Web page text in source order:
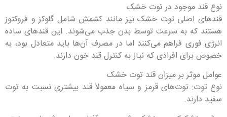
نوع قند موجود در توت خشک
قندهای اصلی توت خشک نیز مانند کشمش شامل گلوکز و فروکتوز
هستند که به سرعت توسط بدن جذب می‌شوند. این قندهای ساده
انرژی فوری فراهم می‌کنند اما در مصرف آن‌ها باید متعادل بود، به
خصوص برای افرادی که نیاز به کنترل قند خون دارند.
عوامل موثر بر میزان قند توت خشک
نوع توت: توت‌های قرمز و سیاه معمولاً قند بیشتری نسبت به توت
سفید دارند.